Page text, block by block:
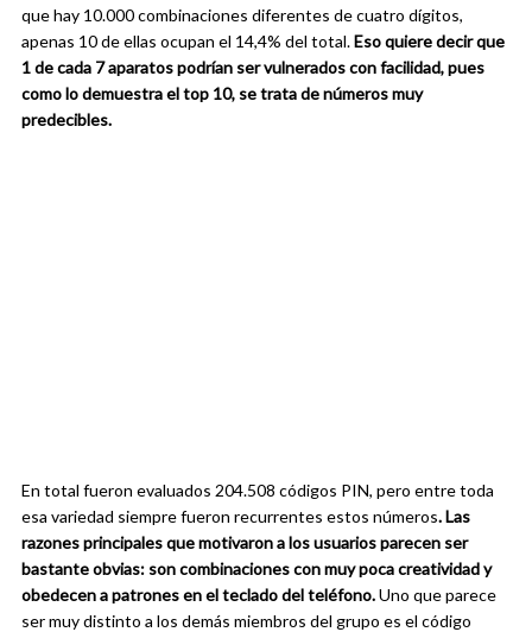
que hay 10.000 combinaciones diferentes de cuatro dígitos,
apenas 10 de ellas ocupan el 14,4% del total.Eso quiere decir que
1 de cada 7 aparatos podrían ser vulnerados con facilidad, pues
como lo demuestra el top 10, se trata de números muy
predecibles.
En total fueron evaluados 204.508 códigos PIN, pero entre toda
esa variedad siempre fueron recurrentes estos números. Las
razones principales que motivaron a los usuarios parecen ser
bastante obvias: son combinaciones con muy poca creatividad y
obedecen a patrones en el teclado del teléfono.Uno que parece
ser muy distinto a los demás miembros del grupo es el código